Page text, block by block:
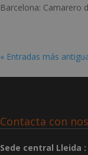
Barcelona: Camarero
« Entradas más
Contacta con
Sede central Lleida :